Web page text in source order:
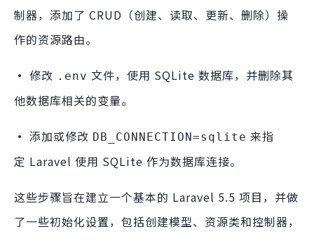
制器，添加了 CRUD（创建、读取、更新、删除）操
作的资源路由。
· 修改 .env 文件，使用 SQLite 数据库，并删除其
他数据库相关的变量。
· 添加或修改 DB_CONNECTION=sqlite 来指
定 Laravel 使用 SQLite 作为数据库连接。
这些步骤旨在建立一个基本的 Laravel 5.5 项目，并做
了一些初始化设置，包括创建模型、资源类和控制器，